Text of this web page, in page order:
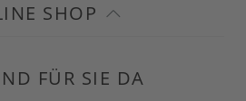
SHOP
FÜR SIE DA